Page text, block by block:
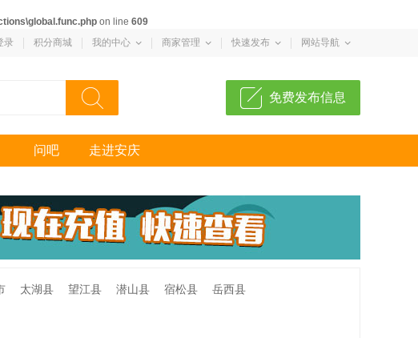
on line 609
录 积分商城 我的中心 商家管理 快速发布 网站导航
免费发布信息
问吧 走进安庆
太湖县 望江县 潜山县 宿松县 岳西县